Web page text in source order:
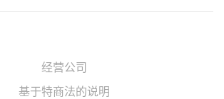
经营公司
基于特商法的说明